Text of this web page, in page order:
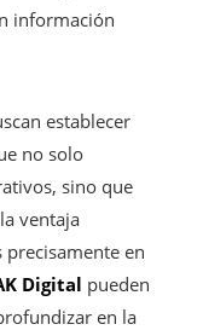
información
establecer
no solo
sino que
ventaja
en
Digital pueden
en la